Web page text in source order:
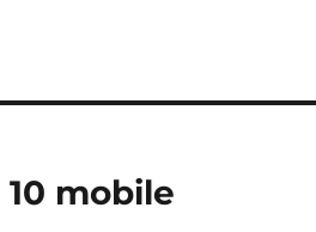
mobile